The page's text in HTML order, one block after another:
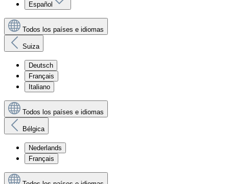
Español
Todos los países e idiomas
Suiza
Deutsch
Français
Italiano
Todos los países e idiomas
Bélgica
Nederlands
Français